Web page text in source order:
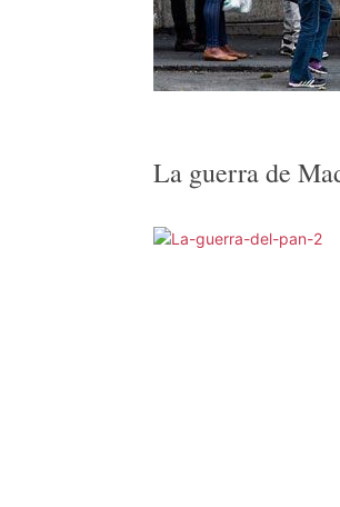
La guerra de